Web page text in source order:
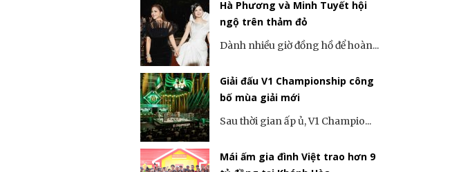
Hà Phương và Minh Tuyết hội
ngộ trên thảm đỏ
Dành nhiều giờ đồng hồ để hoàn...
Giải đấu V1 Championship công
bố mùa giải mới
Sau thời gian ấp ủ, V1 Champio...
Mái ấm gia đình Việt trao hơn 9